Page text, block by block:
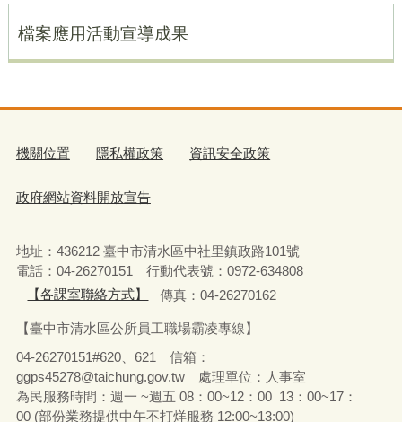
檔案應用活動宣導成果
機關位置 隱私權政策 資訊安全政策
政府網站資料開放宣告
地址：436212 臺中市清水區中社里鎮政路101號
電話：04-26270151 行動代表號：0972-634808
【各課室聯絡方式】
傳真：04-26270162
【臺中市清水區公所員工職場霸凌專線】
04-26270151#620、621 信箱：
ggps45278@taichung.gov.tw 處理單位：人事室
為民服務時間：週一 ~週五 08：00~12：00 13：00~17：
00 (部份業務提供中午不打烊服務 12:00~13:00)